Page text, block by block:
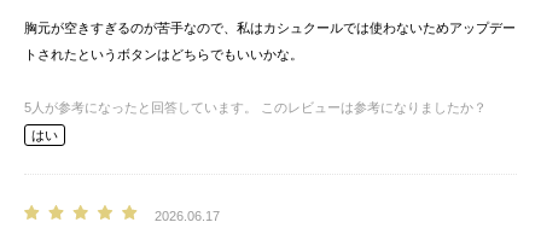
胸元が空きすぎるのが苦手なので、私はカシュクールでは使わないためアップデー
トされたというボタンはどちらでもいいかな。
5 人が参考になったと回答しています。
このレビューは参考になりましたか？
はい
2026.06.17